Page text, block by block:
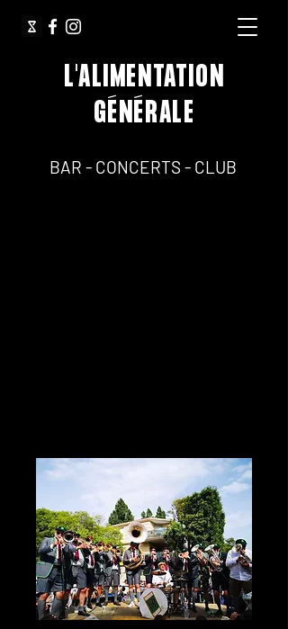
L'ALIMENTATION
GÉNÉRALE
BAR - CONCERTS - CLUB